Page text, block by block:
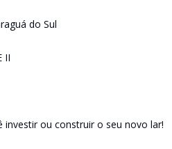
do Sul
II
ou construir o seu novo lar!